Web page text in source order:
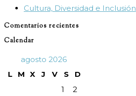
el
Cultura, Diversidad e Inclusión
Comentarios recientes
Calendar
agosto 2026
L
M X J V S
D
1
2